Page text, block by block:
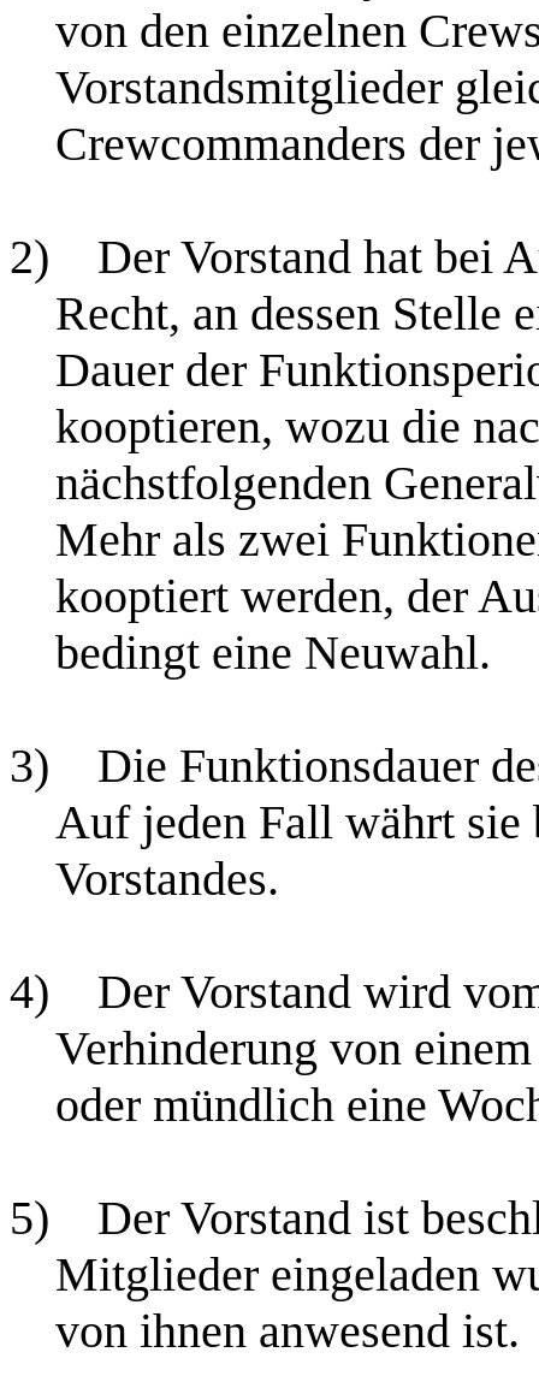
von den einzelnen
Vorstandsmitglieder
Crewcommanders der
2)
Der Vorstand hat bei
Recht, an dessen Stelle
Dauer der
kooptieren, wozu die
nächstfolgenden
Mehr als zwei
kooptiert werden, der
bedingt eine Neuwahl.
3)
Die Funktionsdauer
Auf jeden Fall währt sie
Vorstandes.
4)
Der Vorstand wird
Verhinderung von
oder mündlich eine
5)
Der Vorstand ist
Mitglieder eingeladen
von ihnen anwesend ist.